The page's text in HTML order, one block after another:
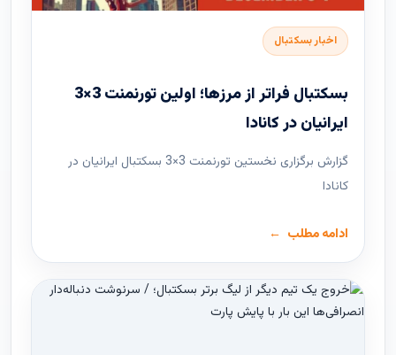
اخبار بسکتبال
بسکتبال فراتر از مرزها؛ اولین تورنمنت 3×3
ایرانیان در کانادا
گزارش برگزاری نخستین تورنمنت 3×3 بسکتبال ایرانیان در
کانادا
ادامه مطلب